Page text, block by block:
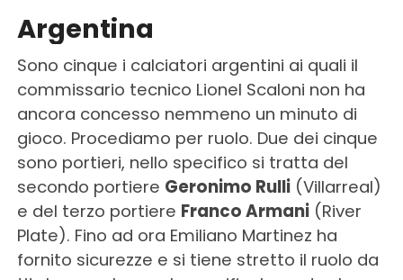
Argentina
Sono cinque i calciatori argentini ai quali il
commissario tecnico Lionel Scaloni non ha
ancora concesso nemmeno un minuto di
gioco. Procediamo per ruolo. Due dei cinque
sono portieri, nello specifico si tratta del
secondo portiere Geronimo Rulli(Villarreal)
e del terzo portiere Franco Armani(River
Plate). Fino ad ora Emiliano Martinez ha
fornito sicurezze e si tiene stretto il ruolo da